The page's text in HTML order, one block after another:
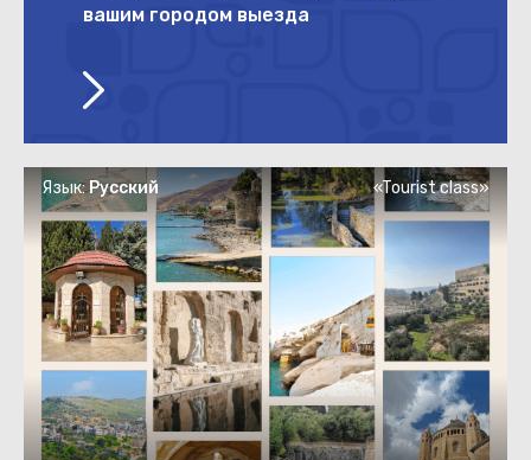
вашим городом выезда
Язык:Русский «Tourist class»